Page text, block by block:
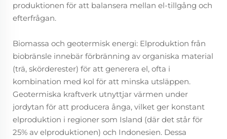
produktionen för att balansera mellan el-tillgång och
efterfrågan.
Biomassa och geotermisk energi: Elproduktion från
biobränsle innebär förbränning av organiska material
(trä, skörderester) för att generera el, ofta i
kombination med kol för att minska utsläppen.
Geotermiska kraftverk utnyttjar värmen under
jordytan för att producera ånga, vilket ger konstant
elproduktion i regioner som Island (där det står för
25% av elproduktionen) och Indonesien. Dessa